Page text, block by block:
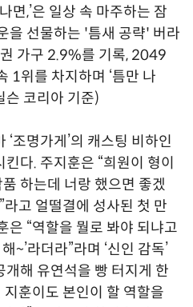
면,’은 일상 속 마주하는 잠
을 선물하는 '틈새 공략' 버라
가구 2.9%를 기록, 2049
1위를 차지하며 ‘틈만 나
슨 코리아 기준)
조명가게’의 캐스팅 비하인
다. 주지훈은 “희원이 형이
하는데 너랑 했으면 좋겠
라고 얼떨결에 성사된 첫 만
은 “역할을 뭘로 봐야 되냐고
~’라더라”라며 ‘신인 감독’
해 유연석을 빵 터지게 한
훈이도 본인이 할 역할을